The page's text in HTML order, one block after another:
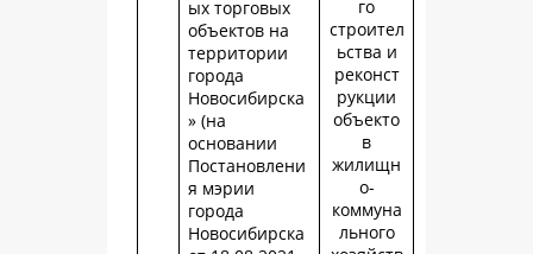
го
строител
ьства и
реконст
рукции
объекто
в
жилищн
о-
коммуна
льного
ых торговых
объектов на
территории
города
Новосибирска
» (на
основании
Постановлени
я мэрии
города
Новосибирска